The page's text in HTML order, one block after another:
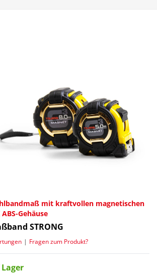
mit kraftvollen magnetischen
Gehäuse
STRONG
| Fragen zum Produkt?